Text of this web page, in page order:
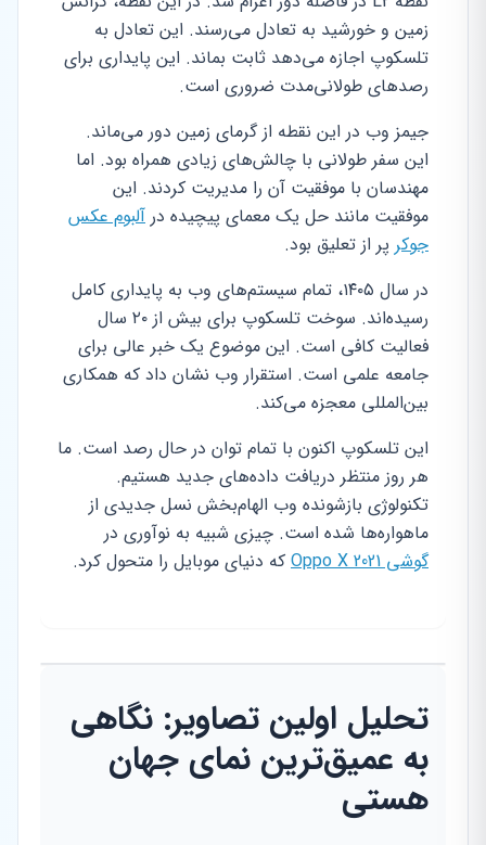
زمین و خورشید به تعادل می‌رسند. این تعادل به
تلسکوپ اجازه می‌دهد ثابت بماند. این پایداری برای
رصدهای طولانی‌مدت ضروری است.
جیمز وب در این نقطه از گرمای زمین دور می‌ماند.
این سفر طولانی با چالش‌های زیادی همراه بود. اما
مهندسان با موفقیت آن را مدیریت کردند. این
موفقیت مانند حل یک معمای پیچیده در آلبوم عکس
جوکر پر از تعلیق بود.
در سال ۱۴۰۵، تمام سیستم‌های وب به پایداری کامل
رسیده‌اند. سوخت تلسکوپ برای بیش از ۲۰ سال
فعالیت کافی است. این موضوع یک خبر عالی برای
جامعه علمی است. استقرار وب نشان داد که همکاری
بین‌المللی معجزه می‌کند.
این تلسکوپ اکنون با تمام توان در حال رصد است. ما
هر روز منتظر دریافت داده‌های جدید هستیم.
تکنولوژی بازشونده وب الهام‌بخش نسل جدیدی از
ماهواره‌ها شده است. چیزی شبیه به نوآوری در
گوشی Oppo X 2021
که دنیای موبایل را متحول کرد.
تحلیل اولین تصاویر: نگاهی
به عمیق‌ترین نمای جهان
هستی